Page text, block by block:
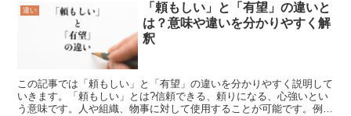
違い
「頼もしい」と「有望」の違いと
は？意味や違いを分かりやすく解
釈
この記事では「頼もしい」と「有望」の違いを分かりやすく説明して
いきます。「頼もしい」とは?信頼できる、頼りになる、心強いとい
う意味です。人や組織、物事に対して使用することが可能です。例え